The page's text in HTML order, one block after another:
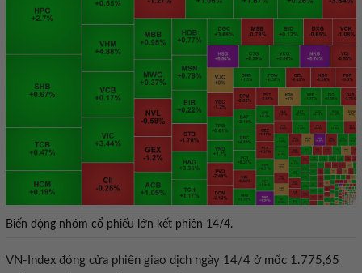
Biến động nhóm cổ phiếu lớn kết phiên 14/4.
VN-Index đóng cửa phiên giao dịch ngày 14/4 ở mốc 1.775,65